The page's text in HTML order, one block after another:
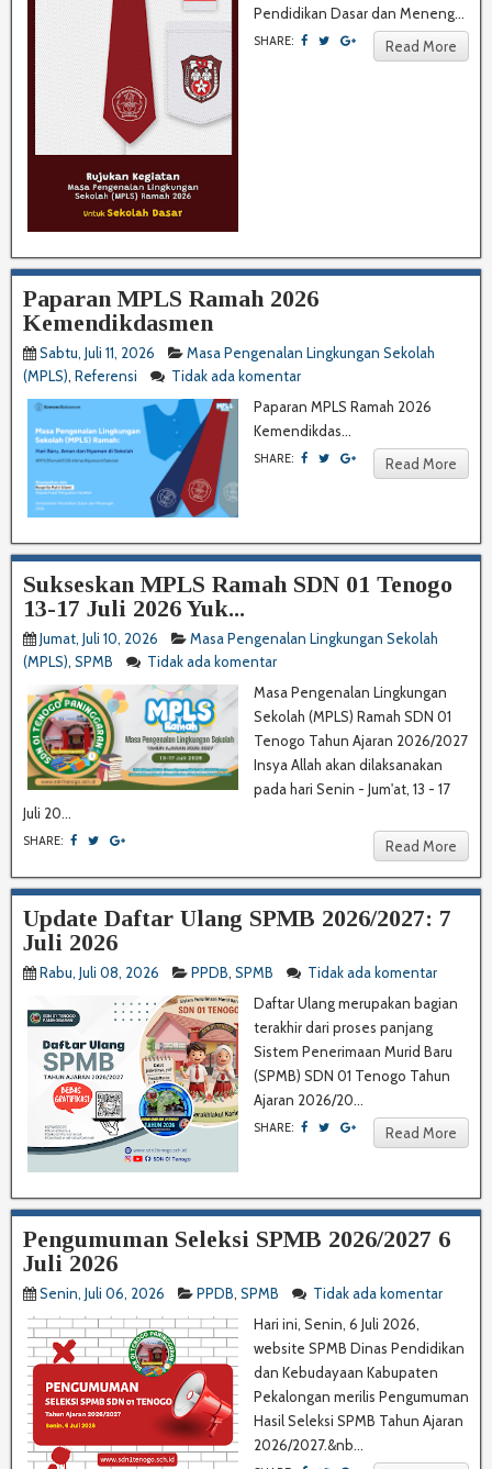
Pendidikan Dasar dan Meneng...
SHARE: Read More
Paparan MPLS Ramah 2026
Kemendikdasmen
Sabtu, Juli 11, 2026
Masa Pengenalan Lingkungan Sekolah
(MPLS), Referensi
Tidak ada komentar
Paparan MPLS Ramah 2026
Kemendikdas...
SHARE: Read More
Sukseskan MPLS Ramah SDN 01 Tenogo
13-17 Juli 2026 Yuk...
Jumat, Juli 10, 2026
Masa Pengenalan Lingkungan Sekolah
(MPLS), SPMB
Tidak ada komentar
Masa Pengenalan Lingkungan
Sekolah (MPLS) Ramah SDN 01
Tenogo Tahun Ajaran 2026/2027
Insya Allah akan dilaksanakan
pada hari Senin - Jum'at, 13 - 17
Juli 20...
SHARE: Read More
Update Daftar Ulang SPMB 2026/2027: 7
Juli 2026
Rabu, Juli 08, 2026 PPDB, SPMB
Tidak ada komentar
Daftar Ulang merupakan bagian
terakhir dari proses panjang
Sistem Penerimaan Murid Baru
(SPMB) SDN 01 Tenogo Tahun
Ajaran 2026/20...
SHARE: Read More
Pengumuman Seleksi SPMB 2026/2027 6
Juli 2026
Senin, Juli 06, 2026 PPDB, SPMB
Tidak ada komentar
Hari ini, Senin, 6 Juli 2026,
website SPMB Dinas Pendidikan
dan Kebudayaan Kabupaten
Pekalongan merilis Pengumuman
Hasil Seleksi SPMB Tahun Ajaran
2026/2027.&nb...